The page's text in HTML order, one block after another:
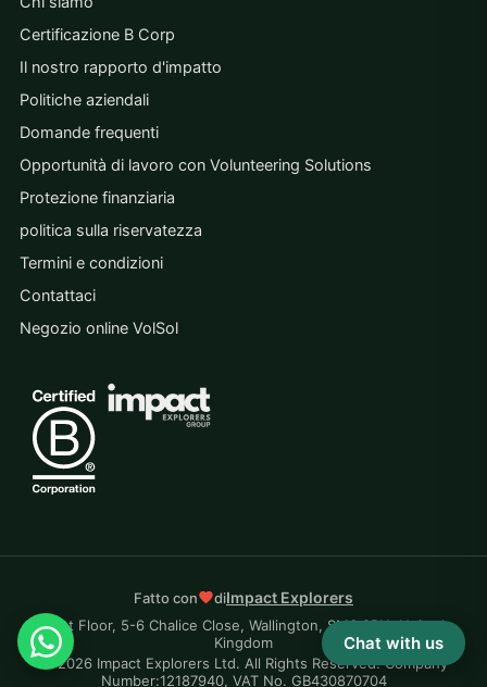
Certificazione B Corp
Il nostro rapporto d'impatto
Politiche aziendali
Domande frequenti
Opportunità di lavoro con Volunteering Solutions
Protezione finanziaria
politica sulla riservatezza
Termini e condizioni
Contattaci
Negozio online VolSol
Fatto con diImpact Explorers
First Floor, 5-6 Chalice Close, Wallington, SM6 9RU, United
Kingdom
© 2026 Impact Explorers Ltd. All Rights Reserved. Company
Number:12187940, VAT No. GB430870704
Chat with us